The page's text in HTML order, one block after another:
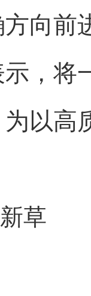
向前
，将
以高
草